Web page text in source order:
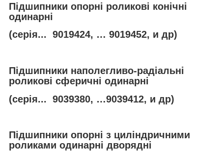
Підшипники опорні роликові конічні
одинарні
(серія... 9019424, … 9019452, и др)
Підшипники наполегливо-радіальні
роликові сферичні одинарні
(серія... 9039380, …9039412, и др)
Підшипники опорні з циліндричними
роликами одинарні дворядні